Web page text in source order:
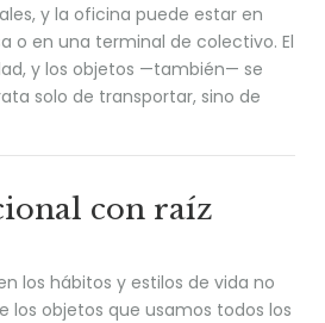
y la oficina puede estar en
o en una terminal de colectivo. El
y los objetos —también— se
solo de transportar, sino de
con raíz
los hábitos y estilos de vida no
los objetos que usamos todos los